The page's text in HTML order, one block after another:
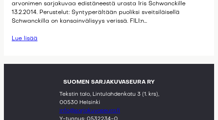
arvonimen sarjakuvaa edistäneestä urasta Iris Schwanckille
13.2.2014. Perustelut: Syntyperältään puoliksi sveitsiläisellä
Schwanckilla on kansainvälisyys verissä. FILI:n…
Lue lisää
SUOMEN SARJAKUVASEURA RY
Tekstin talo, Lintulahdenkatu 3 (1. krs),
00530 Helsinki
info@sarjakuvaseura.fi